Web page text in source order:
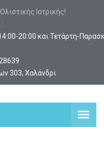
Ιατρικής!
20:00 και Τετάρτη-
303, Χαλάνδρι